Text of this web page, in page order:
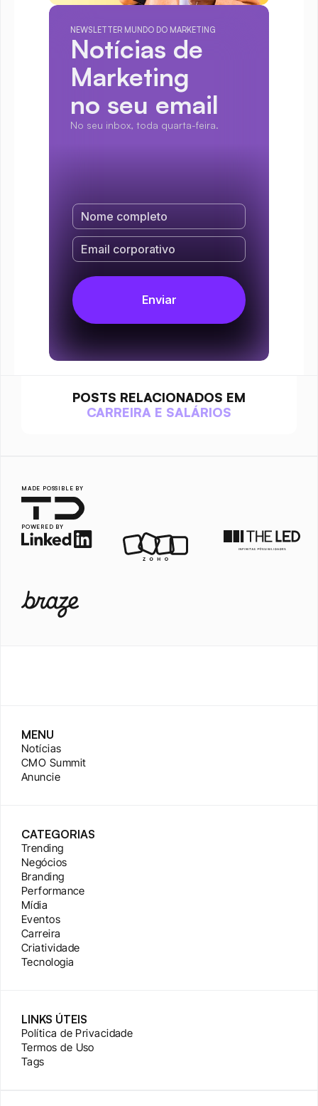
NEWSLETTER MUNDO DO MARKETING
Notícias de
Marketing
no seu email
No seu inbox, toda quarta-feira.
POSTS RELACIONADOS EM
CARREIRA E SALÁRIOS
MADE POSSIBLE BY
POWERED BY
MENU
Notícias
CMO Summit
Anuncie
CATEGORIAS
Trending
Negócios
Branding
Performance
Mídia
Eventos
Carreira
Criatividade
Tecnologia
LINKS ÚTEIS
Política de Privacidade
Termos de Uso
Tags